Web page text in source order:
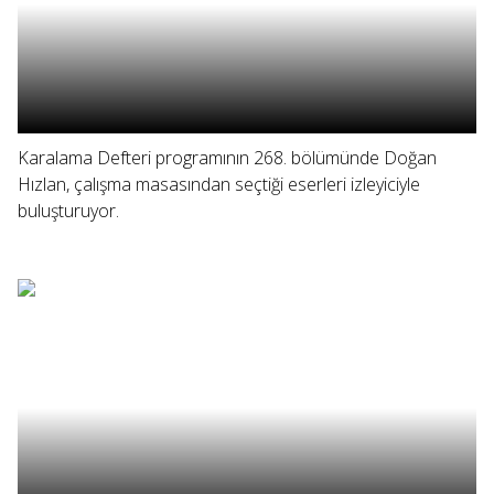
Karalama Defteri programının 268. bölümünde Doğan
Hızlan, çalışma masasından seçtiği eserleri izleyiciyle
buluşturuyor.